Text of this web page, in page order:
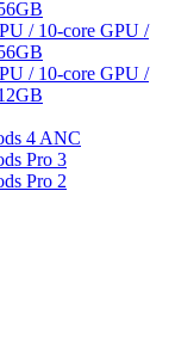
/ 10-core GPU /
/ 10-core GPU /
4 ANC
Pro 3
Pro 2